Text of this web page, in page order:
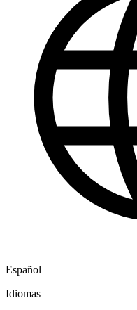
Español
Idiomas